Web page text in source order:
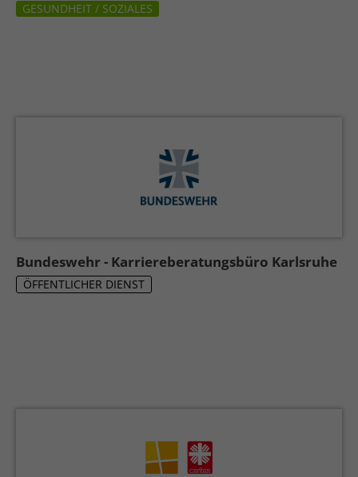
GESUNDHEIT / SOZIALES
Bundeswehr - Karriereberatungsbüro Karlsruhe
ÖFFENTLICHER DIENST